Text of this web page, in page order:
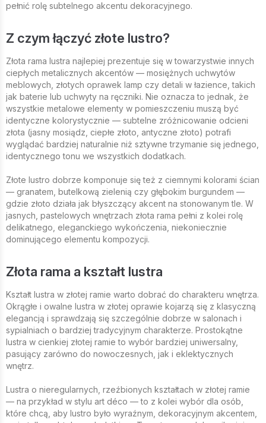
pełnić rolę subtelnego akcentu dekoracyjnego.
Z czym łączyć złote lustro?
Złota rama lustra najlepiej prezentuje się w towarzystwie innych
ciepłych metalicznych akcentów — mosiężnych uchwytów
meblowych, złotych oprawek lamp czy detali w łazience, takich
jak baterie lub uchwyty na ręczniki. Nie oznacza to jednak, że
wszystkie metalowe elementy w pomieszczeniu muszą być
identyczne kolorystycznie — subtelne zróżnicowanie odcieni
złota (jasny mosiądz, ciepłe złoto, antyczne złoto) potrafi
wyglądać bardziej naturalnie niż sztywne trzymanie się jednego,
identycznego tonu we wszystkich dodatkach.
Złote lustro dobrze komponuje się też z ciemnymi kolorami ścian
— granatem, butelkową zielenią czy głębokim burgundem —
gdzie złoto działa jak błyszczący akcent na stonowanym tle. W
jasnych, pastelowych wnętrzach złota rama pełni z kolei rolę
delikatnego, eleganckiego wykończenia, niekoniecznie
dominującego elementu kompozycji.
Złota rama a kształt lustra
Kształt lustra w złotej ramie warto dobrać do charakteru wnętrza.
Okrągłe i owalne lustra w złotej oprawie kojarzą się z klasyczną
elegancją i sprawdzają się szczególnie dobrze w salonach i
sypialniach o bardziej tradycyjnym charakterze. Prostokątne
lustra w cienkiej złotej ramie to wybór bardziej uniwersalny,
pasujący zarówno do nowoczesnych, jak i eklektycznych
wnętrz.
Lustra o nieregularnych, rzeźbionych kształtach w złotej ramie
— na przykład w stylu art déco — to z kolei wybór dla osób,
które chcą, aby lustro było wyraźnym, dekoracyjnym akcentem,